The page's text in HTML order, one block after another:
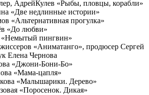
АдрейКулев «Рыбы, пловцы, корабли»
«Две недлинные истории»
«Альтернативная прогулка»
«До любви»
«Немытый пингвин»
«Аниматанго», продюсер Сергей
Елена Чернова
«Джони-Бони-Бо»
«Мама-цапля»
«Малышарики. Дерево»
«Поросенок. Дикая»